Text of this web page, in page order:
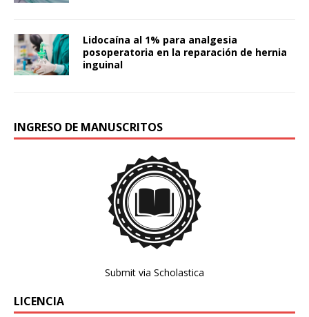
Lidocaína al 1% para analgesia
posoperatoria en la reparación de hernia
inguinal
INGRESO DE MANUSCRITOS
Submit via Scholastica
LICENCIA